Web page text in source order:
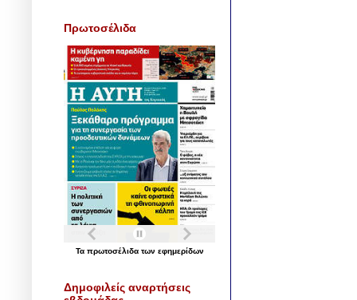
Πρωτοσέλιδα
Τα πρωτοσέλιδα των εφημερίδων
Δημοφιλείς αναρτήσεις